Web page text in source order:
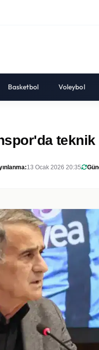
Basketbol Voleybol
13 Ocak 2026 20:35